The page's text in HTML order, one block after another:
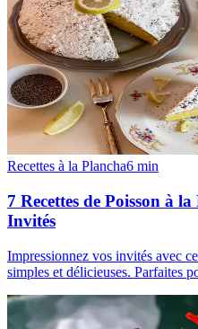
Recettes à la Plancha6 min
7 Recettes de Poisson à
Invités
Impressionnez vos invités avec
simples et délicieuses. Parfaites